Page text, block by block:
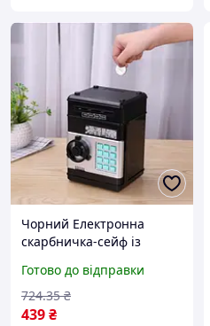
Чорний Електронна
скарбничка-сейф із
Готово до відправки
439₴
724.35 ₴